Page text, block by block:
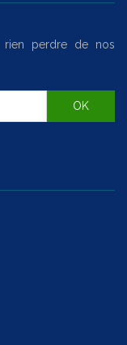
rien perdre de nos